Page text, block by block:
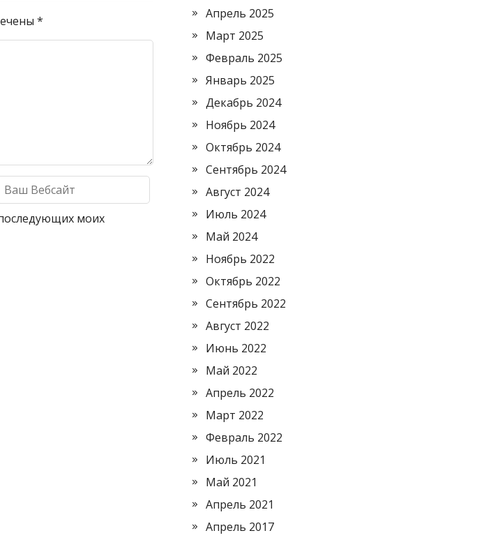
*
моих
Апрель 2025
Март 2025
Февраль 2025
Январь 2025
Декабрь 2024
Ноябрь 2024
Октябрь 2024
Сентябрь 2024
Август 2024
Июль 2024
Май 2024
Ноябрь 2022
Октябрь 2022
Сентябрь 2022
Август 2022
Июнь 2022
Май 2022
Апрель 2022
Март 2022
Февраль 2022
Июль 2021
Май 2021
Апрель 2021
Апрель 2017